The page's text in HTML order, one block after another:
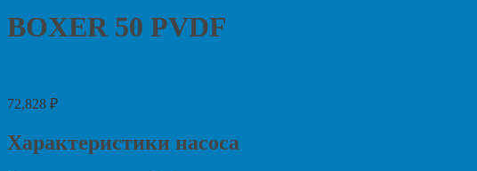
BOXER 50 PVDF
72,828 ₽
Характеристики насоса